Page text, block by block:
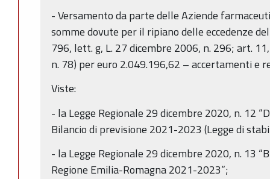
- Versamento da parte delle Aziende
somme dovute per il ripiano delle eccedenze
796, lett. g, L. 27 dicembre 2006, n. 296; art.
n. 78) per euro 2.049.196,62 – accertamenti e
Viste:
- la Legge Regionale 29 dicembre 2020, n. 12
Bilancio di previsione 2021-2023 (Legge di
- la Legge Regionale 29 dicembre 2020, n. 13
Regione Emilia-Romagna 2021-2023”;